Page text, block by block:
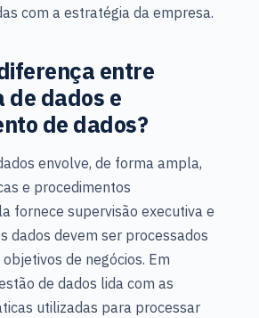
com a estratégia da empresa.
entre
de dados e
de dados?
envolve, de forma ampla,
e procedimentos
fornece supervisão executiva e
dados devem ser processados
de negócios. Em
de dados lida com as
utilizadas para processar